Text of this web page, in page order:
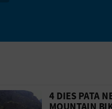
Dénia:
a la web de4 dies
4 DIES PATA
MOUNTAIN